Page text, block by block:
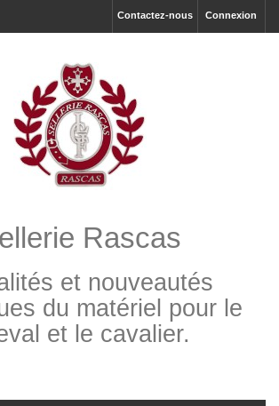
Connexion
Contactez-nous
Rascas
et nouveautés
du matériel pour le
et le cavalier.